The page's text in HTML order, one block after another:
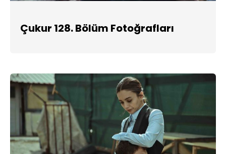
Çukur 128. Bölüm Fotoğrafları